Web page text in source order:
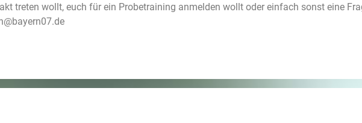
treten wollt, euch für ein Probetraining anmelden wollt oder einfach sonst eine